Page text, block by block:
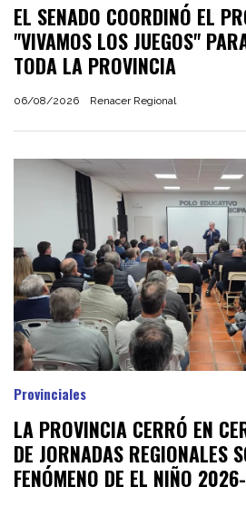
EL SENADO COORDINÓ EL
"VIVAMOS LOS JUEGOS"
TODA LA PROVINCIA
Renacer Regional
06/08/2026
LA PROVINCIA CERRÓ EN
DE JORNADAS REGIONALES
FENÓMENO DE EL NIÑO
Provinciales